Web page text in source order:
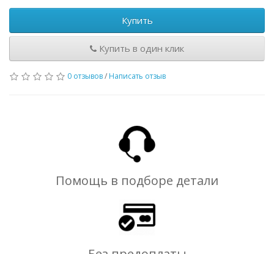
Купить
Купить в один клик
0 отзывов/ Написать отзыв
Помощь в подборе детали